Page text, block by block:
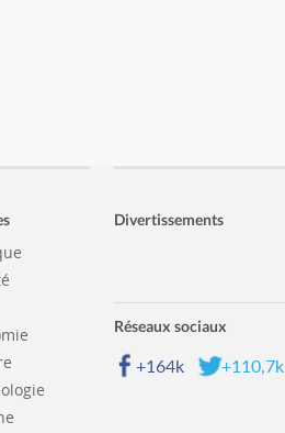
Divertissements
Réseaux sociaux
+164k +110,7k